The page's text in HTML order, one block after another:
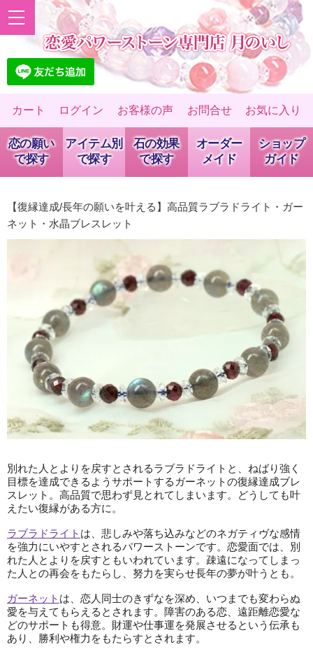
カート ログイン お客様の声 お問合せ お気に入り
恋の願い
で探す
アイテム別
で探す
石の効果
で探す
オーダー
メイド
ショップ
ガイド
【復縁達成/長年の願いを叶える】高品質ラブラドライト・ガー
ネット・水晶ブレスレット
別れた人とよりを戻すとされるラブラドライトと、ねばり強く
目標を達成できるようサポートするガーネットの復縁達成ブレ
スレット。高品質で思わず見とれてしまいます。どうしても叶
えたい復縁がある方に。
ラブラドライト は、悲しみや落ち込みなどのネガティヴな感情
を強力にいやすとされるパワーストーンです。恋愛面では、別
れた人とよりを戻すともいわれています。疎遠になってしまっ
た人との再会をもたらし、努力を実らせ長年の夢が叶うとも。
ガーネット は、恋人同士のきずなを深め、いつまでも変わらぬ
愛を与えてもらえるとされます。障害のある恋、遠距離恋愛な
どのサポートも得意。財運や仕事運を発展させるという伝承も
あり、勝利や権力をもたらすとされます。